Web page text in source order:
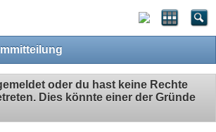
oder du hast keine Rechte
Dies könnte einer der Gründe